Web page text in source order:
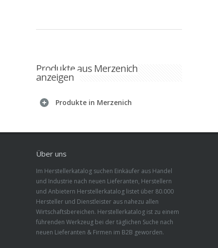
Produkte aus Merzenich
anzeigen
Produkte in Merzenich
Über uns
Im Herstellerkatalog suchen Einkäufer aus Handel
und Industrie nach neuen Lieferanten, Herstellern
und Anbietern Herstellerkatalog listet über 80.000
Hersteller und Dienstleister aus nahezu allen
Wirtschaftsbereichen. Herstellerkatalog ist zu einem
führenden Werkzeug bei der täglichen Suche nach
neuen Lieferanten & Firmen im B2B geworden.